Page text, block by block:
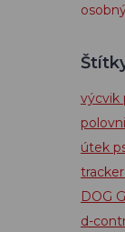
výcvik
útek
DOG
d-